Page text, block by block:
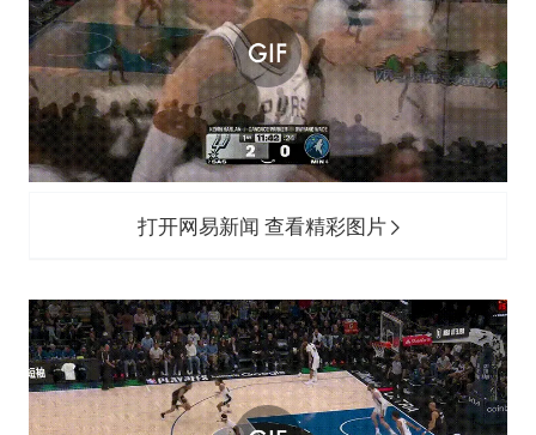
打开网易新闻 查看精彩图片